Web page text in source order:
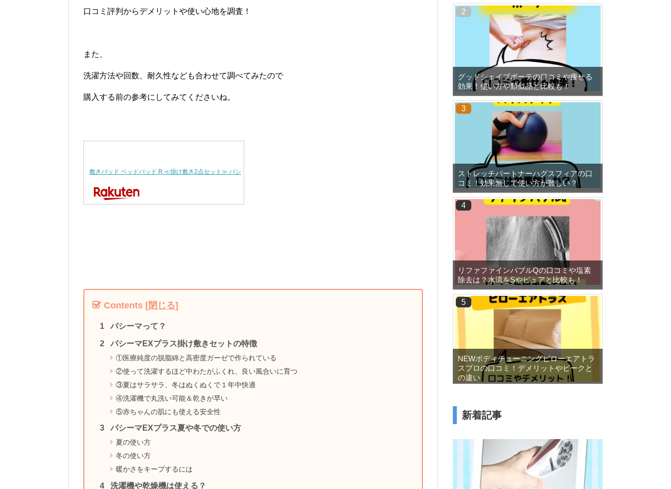
口コミ評判からデメリットや使い心地を調査！
また、
洗濯方法や回数、耐久性なども合わせて調べてみたので
購入する前の参考にしてみてくださいね。
敷きパッド ベッドパッド R ≪掛け敷き2点セット≫ パシーマEXプラス 無地 …
Contents [閉じる]
パシーマって？
パシーマEXプラス掛け敷きセットの特徴
①医療純度の脱脂綿と高密度ガーゼで作られている
②使って洗濯するほど中わたがふくれ、良い風合いに育つ
③夏はサラサラ、冬はぬくぬくで１年中快適
④洗濯機で丸洗い可能＆乾きが早い
⑤赤ちゃんの肌にも使える安全性
パシーマEXプラス夏や冬での使い方
夏の使い方
冬の使い方
暖かさをキープするには
洗濯機や乾燥機は使える？
グッドシェイプボーテの口コミや痩せる
効果！使い方や類似品と比較も！
ストレッチパートナーハグスフィアの口
コミ！効果無しで使い方が難しい？
リファファインバブルQの口コミや塩素
除去は？水流をSやピュアと比較も！
NEWボディチューニングピローエアトラ
スプロの口コミ！デメリットやピークと
の違い
新着記事